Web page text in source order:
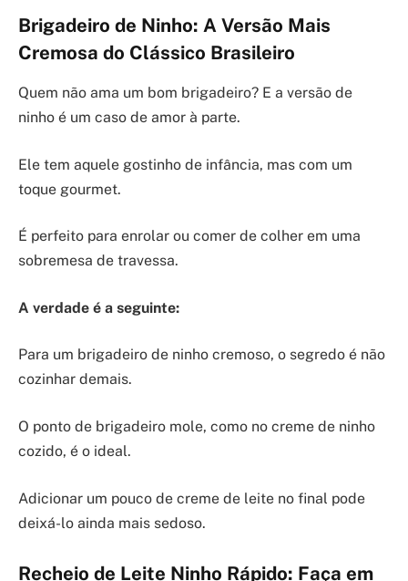
Brigadeiro de Ninho: A Versão Mais
Cremosa do Clássico Brasileiro
Quem não ama um bom brigadeiro? E a versão de
ninho é um caso de amor à parte.
Ele tem aquele gostinho de infância, mas com um
toque gourmet.
É perfeito para enrolar ou comer de colher em uma
sobremesa de travessa.
A verdade é a seguinte:
Para um brigadeiro de ninho cremoso, o segredo é não
cozinhar demais.
O ponto de brigadeiro mole, como no creme de ninho
cozido, é o ideal.
Adicionar um pouco de creme de leite no final pode
deixá-lo ainda mais sedoso.
Recheio de Leite Ninho Rápido: Faça em